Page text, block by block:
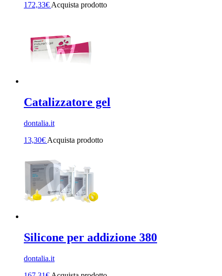
172,33€ Acquista prodotto
Catalizzatore gel
dontalia.it
13,30€ Acquista prodotto
Silicone per addizione 380
dontalia.it